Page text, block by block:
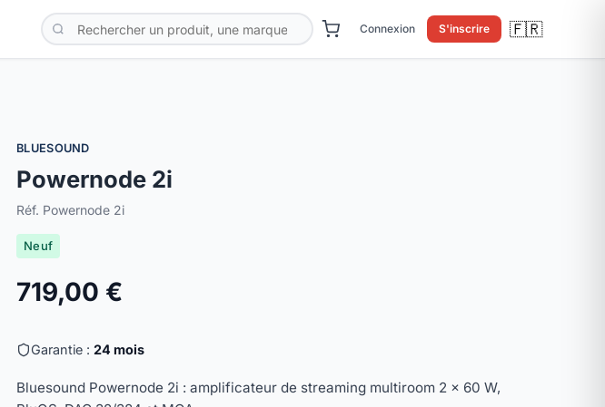
Connexion S'inscrire 🇫🇷
BLUESOUND
Powernode 2i
Réf. Powernode 2i
Neuf
719,00 €
Garantie : 24 mois
Bluesound Powernode 2i : amplificateur de streaming multiroom 2 × 60 W,